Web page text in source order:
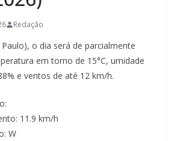
Redação
o dia será de parcialmente
em torno de 15°C, umidade
e ventos de até 12 km/h.
11.9 km/h
W